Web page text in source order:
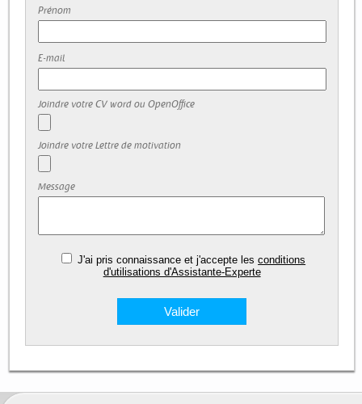
Prénom
E-mail
Joindre votre CV word ou OpenOffice
Joindre votre Lettre de motivation
Message
J'ai pris connaissance et j'accepte lesconditions
d'utilisations d'Assistante-Experte